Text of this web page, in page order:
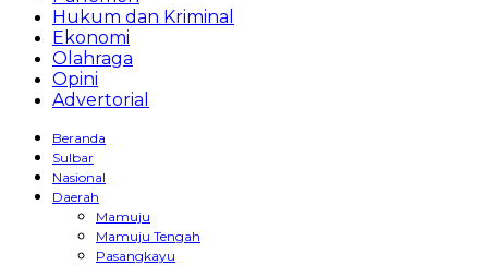
Hukum dan Kriminal
Ekonomi
Olahraga
Opini
Advertorial
Beranda
Sulbar
Nasional
Daerah
Mamuju
Mamuju Tengah
Pasangkayu